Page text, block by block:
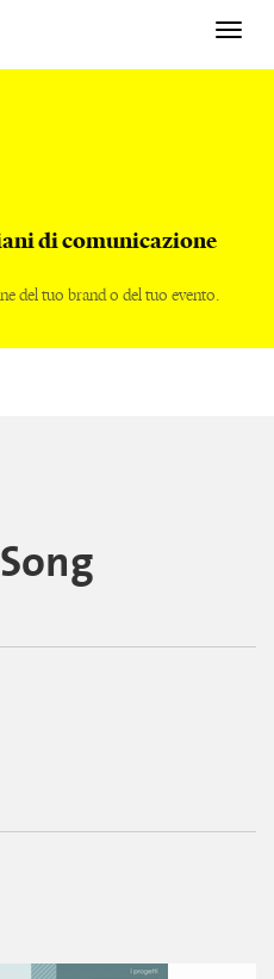
Toggle
di comunicazione
del tuo brand o del tuo evento.